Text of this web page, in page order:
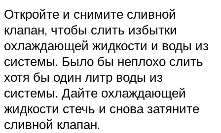
Откройте и снимите сливной
клапан, чтобы слить избытки
охлаждающей жидкости и воды из
системы. Было бы неплохо слить
хотя бы один литр воды из
системы. Дайте охлаждающей
жидкости стечь и снова затяните
сливной клапан.